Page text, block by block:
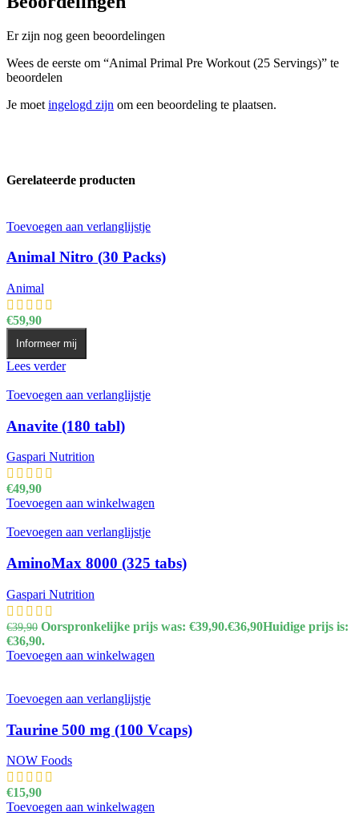
Er zijn nog geen beoordelingen
Wees de eerste om “Animal Primal Pre Workout (25 Servings)” te
beoordelen
Je moet ingelogd zijn om een beoordeling te plaatsen.
Gerelateerde producten
Toevoegen aan verlanglijstje
Animal Nitro (30 Packs)
Animal
€59,90
Informeer mij
Lees verder
Toevoegen aan verlanglijstje
Anavite (180 tabl)
Gaspari Nutrition
€49,90
Toevoegen aan winkelwagen
Toevoegen aan verlanglijstje
AminoMax 8000 (325 tabs)
Gaspari Nutrition
€39,90 Oorspronkelijke prijs was: €39,90.€36,90Huidige prijs is:
€36,90.
Toevoegen aan winkelwagen
Toevoegen aan verlanglijstje
Taurine 500 mg (100 Vcaps)
NOW Foods
€15,90
Toevoegen aan winkelwagen